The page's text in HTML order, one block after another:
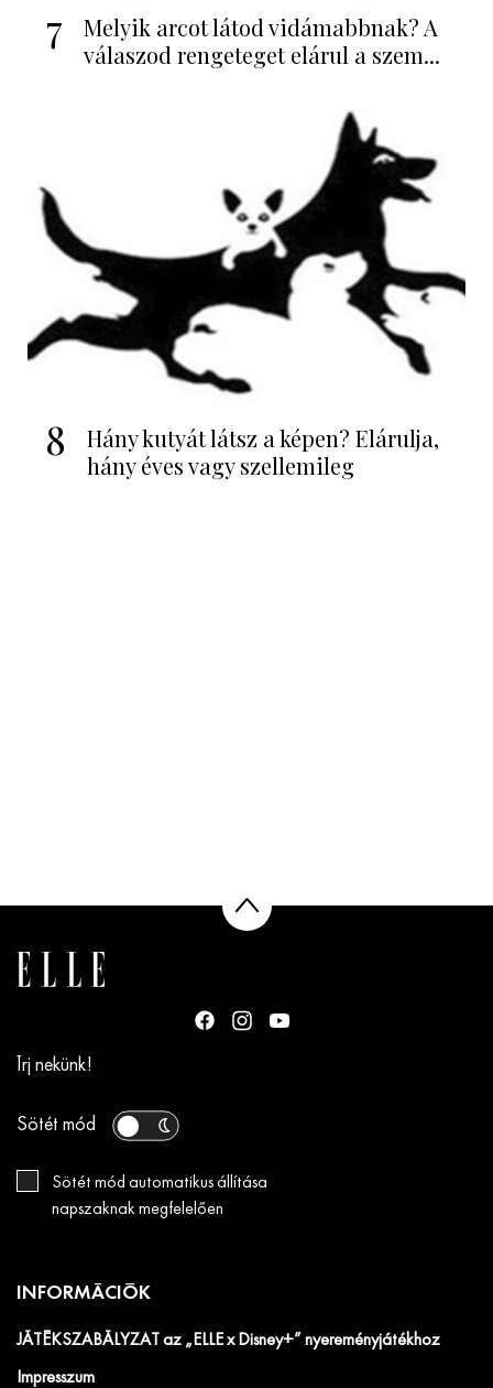
7
Melyik arcot látod vidámabbnak? A
válaszod rengeteget elárul a szem...
8
Hány kutyát látsz a képen? Elárulja,
hány éves vagy szellemileg
Írj nekünk!
Sötét mód
Sötét mód automatikus állítása
napszaknak megfelelően
INFORMÁCIÓK
JÁTÉKSZABÁLYZAT az „ELLE x Disney+” nyereményjátékhoz
Impresszum